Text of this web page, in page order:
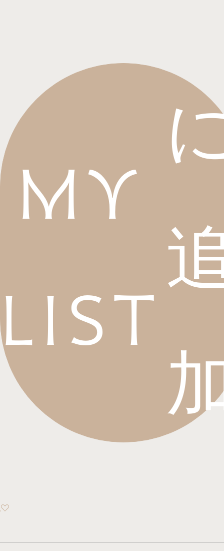
My
List